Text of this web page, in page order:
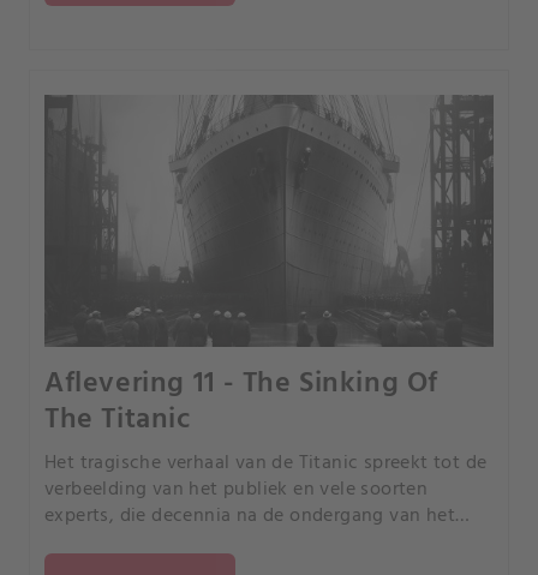
Aflevering 11 - The Sinking Of
The Titanic
Het tragische verhaal van de Titanic spreekt tot de
verbeelding van het publiek en vele soorten
experts, die decennia na de ondergang van het